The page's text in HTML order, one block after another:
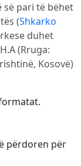
së pari të bëhet
(Shkarko
duhet
(Rruga:
Kosovë)
përdoren për